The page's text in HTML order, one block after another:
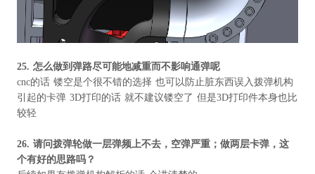
25. 怎么做到弹路尽可能地减重而不影响通弹呢
cnc的话 镂空是个很不错的选择 也可以防止脏东西误入拨弹机构
引起的卡弹 3D打印的话 就不建议镂空了 但是3D打印件本身也比
较轻
26. 请问拨弹轮做一层弹频上不去，空弹严重；做两层卡弹，这
个有好的思路吗？